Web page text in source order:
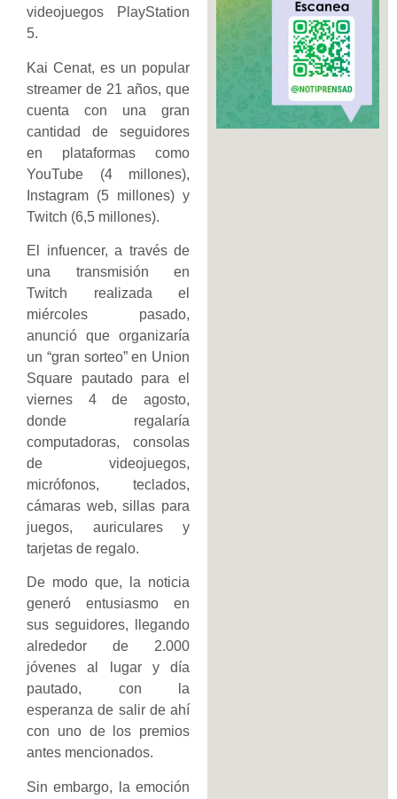
videojuegos PlayStation
5.
Kai Cenat, es un popular
streamer de 21 años, que
cuenta con una gran
cantidad de seguidores
en plataformas como
YouTube (4 millones),
Instagram (5 millones) y
Twitch (6,5 millones).
El infuencer, a través de
una transmisión en
Twitch realizada el
miércoles pasado,
anunció que organizaría
un “gran sorteo” en Union
Square pautado para el
viernes 4 de agosto,
donde regalaría
computadoras, consolas
de videojuegos,
micrófonos, teclados,
cámaras web, sillas para
juegos, auriculares y
tarjetas de regalo.
De modo que, la noticia
generó entusiasmo en
sus seguidores, llegando
alrededor de 2.000
jóvenes al lugar y día
pautado, con la
esperanza de salir de ahí
con uno de los premios
antes mencionados.
Sin embargo, la emoción